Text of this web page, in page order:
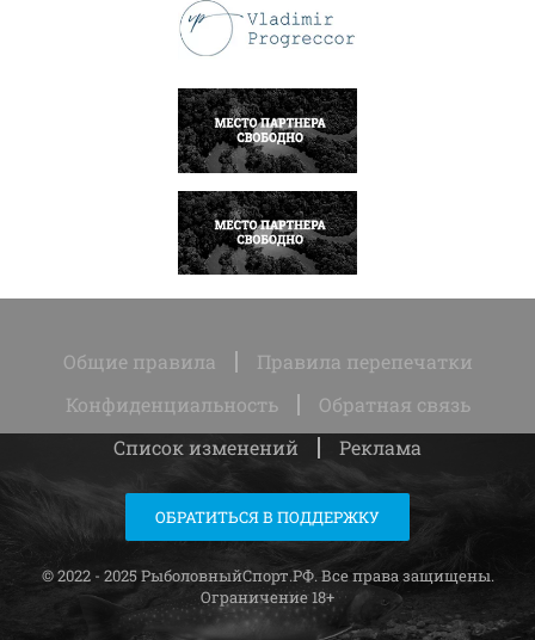
ПОДРОБНЕЕ
НАПИСАТЬ
НАПИСАТЬ
Общие правила
Правила перепечатки
Конфиденциальность
Обратная связь
Список изменений
Реклама
ОБРАТИТЬСЯ В ПОДДЕРЖКУ
© 2022 - 2025 РыболовныйСпорт.РФ. Все права защищены.
Ограничение 18+